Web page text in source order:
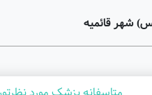
شهر قائمیه